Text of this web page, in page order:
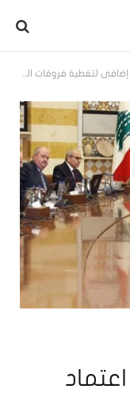
وملحقاتها ومستحقات مستخدمي “أوجيرو”